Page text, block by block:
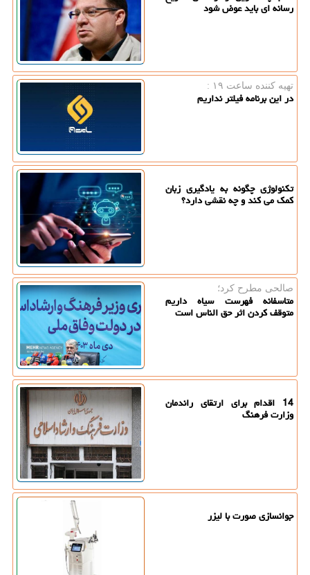
رسانه ای باید عوض شود
تهیه كننده ساعت ۱۹ :
در این برنامه فیلتر نداریم
تکنولوژی چگونه به یادگیری زبان
کمک می کند و چه نقشی دارد؟
صالحی مطرح كرد؛
متاسفانه فهرست سیاه داریم
متوقف کردن اثر حق الناس است
14 اقدام برای ارتقای راندمان
وزارت فرهنگ
جوانسازی صورت با لیزر